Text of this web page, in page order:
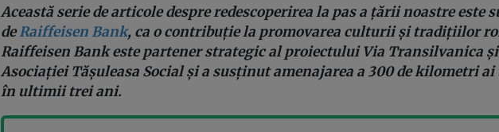
Această serie de articole despre redescoperirea la pas a țării noastre este
deRaiffeisen Bank, ca o contribuție la promovarea culturii și tradițiilor
Raiffeisen Bank este partener strategic al proiectului Via Transilvanica
Asociației Tășuleasa Social și a susținut amenajarea a 300 de kilometri
în ultimii trei ani.